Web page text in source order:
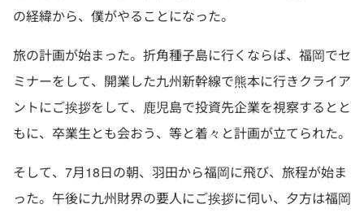
の経緯から、僕がやることになった。
旅の計画が始まった。折角種子島に行くならば、福岡でセ
ミナーをして、開業した九州新幹線で熊本に行きクライア
ントにご挨拶をして、鹿児島で投資先企業を視察するとと
もに、卒業生とも会おう、等と着々と計画が立てられた。
そして、7月18日の朝、羽田から福岡に飛び、旅程が始ま
った。午後に九州財界の要人にご挨拶に伺い、夕方は福岡